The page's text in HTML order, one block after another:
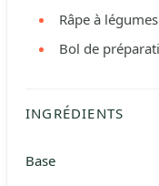
Râpe à légumes
Bol de
INGRÉDIENTS
Base